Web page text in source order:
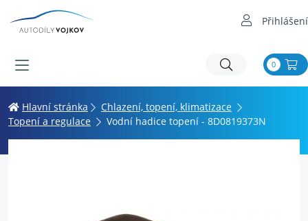
Přihlášení
0
Hlavní stránka
Chlazení, topení, klimatizace
Topení a regulace
Vodní hadice topení - 8D0819373N